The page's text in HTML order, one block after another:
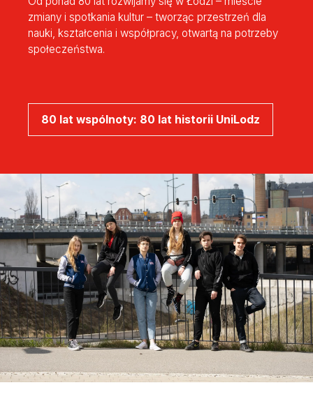
zmiany i spotkania kultur – tworząc przestrzeń dla
nauki, kształcenia i współpracy, otwartą na potrzeby
społeczeństwa.
80 lat wspólnoty: 80 lat historii UniLodz